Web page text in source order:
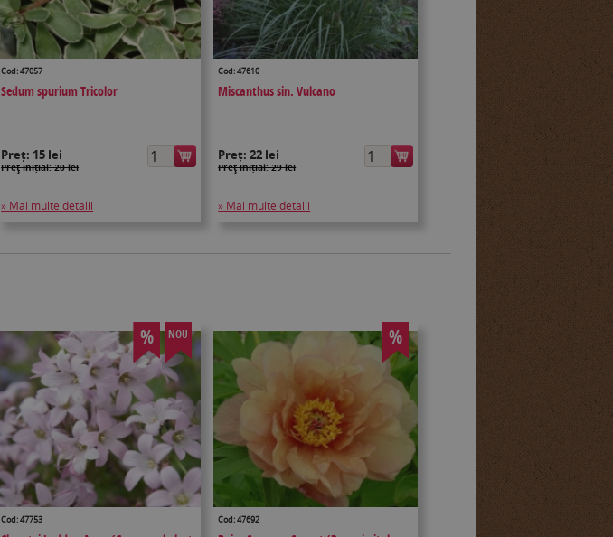
Cod: 47057
Sedum spurium Tricolor
Preț: 15 lei
Preţ inițial: 20 lei
» Mai multe detalii
Cod: 47610
Miscanthus sin. Vulcano
Preț:22 lei
Preţ inițial: 29 lei
» Mai multe detalii
% NOU
Cod: 47753
%
Cod: 47692